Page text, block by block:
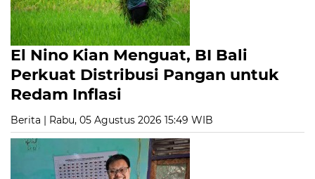
El Nino Kian Menguat, BI Bali
Perkuat Distribusi Pangan untuk
Redam Inflasi
Berita | Rabu, 05 Agustus 2026 15:49 WIB